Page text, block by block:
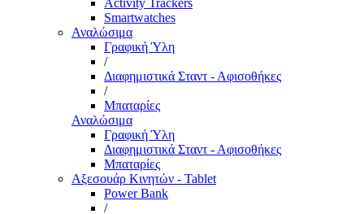
Activity Trackers
Smartwatches
Αναλώσιμα
Γραφική Ύλη
/
Διαφημιστικά Σταντ - Αφισοθήκες
/
Μπαταρίες
Αναλώσιμα
Γραφική Ύλη
Διαφημιστικά Σταντ - Αφισοθήκες
Μπαταρίες
Αξεσουάρ Κινητών - Tablet
Power Bank
/